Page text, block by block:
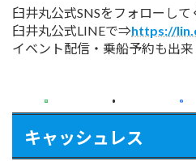
臼井丸公式SNSをフォローして
臼井丸公式LINEで⇒https://
イベント配信・乗船予約も出来
キャッシュレス